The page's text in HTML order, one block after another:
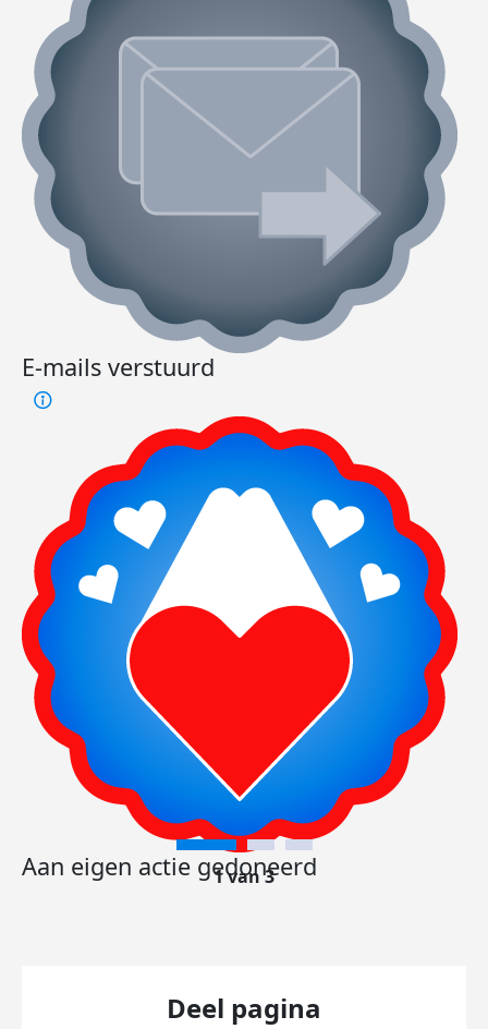
E-mails verstuurd
Aan eigen actie gedoneerd
1 van 3
Deel pagina